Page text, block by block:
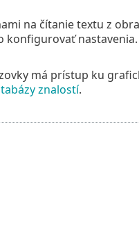
na čítanie textu z
má prístup ku
znalostí.